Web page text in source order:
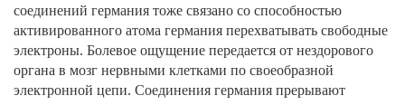
соединений германия тоже связано со способностью
активированного атома германия перехватывать свободные
электроны. Болевое ощущение передается от нездорового
органа в мозг нервными клетками по своеобразной
электронной цепи. Соединения германия прерывают